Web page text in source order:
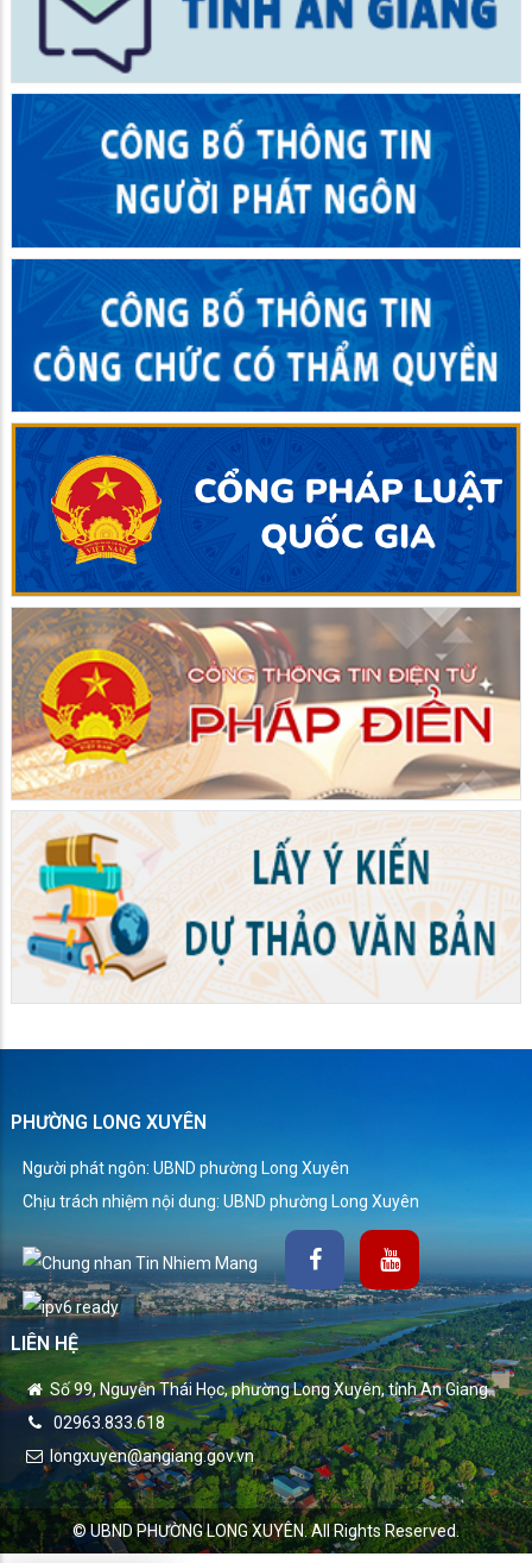
PHƯỜNG LONG XUYÊN
Người phát ngôn: UBND phường Long Xuyên
Chịu trách nhiệm nội dung: UBND phường Long Xuyên
LIÊN HỆ
Số 99, Nguyễn Thái Học, phường Long Xuyên, tỉnh An Giang.
02963.833.618
longxuyen@angiang.gov.vn
© UBND PHƯỜNG LONG XUYÊN. All Rights Reserved.